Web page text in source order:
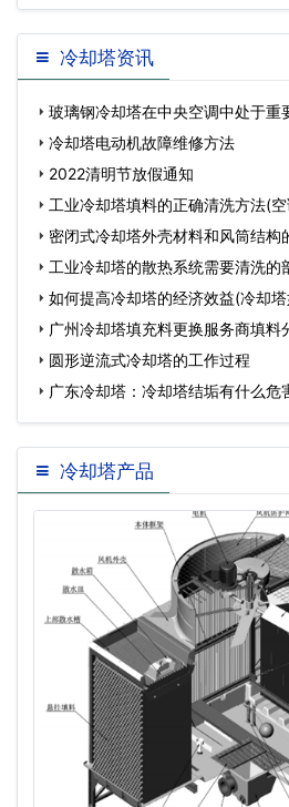
冷却塔资讯
玻璃钢冷却塔在中央空调中处于重
璃…冷却塔电动机故障维修方法
2022清明节放假通知
工业冷却塔填料的正确清洗方法(
密闭式冷却塔外壳材料和风筒结构
风…工业冷却塔的散热系统需要清洗
如何提高冷却塔的经济效益(冷却
广州冷却塔填充料更换服务商填料
点…圆形逆流式冷却塔的工作过程
广东冷却塔：冷却塔结垢有什么危
害)…
冷却塔产品